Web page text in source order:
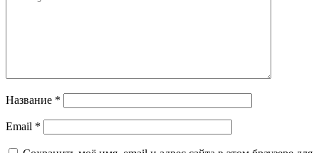
Название *
Email *